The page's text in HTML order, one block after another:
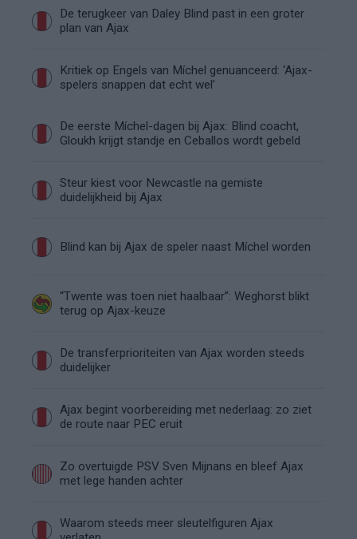
De terugkeer van Daley Blind past in een groter
plan van Ajax
Kritiek op Engels van Míchel genuanceerd: ‘Ajax-
spelers snappen dat echt wel’
De eerste Míchel-dagen bij Ajax: Blind coacht,
Gloukh krijgt standje en Ceballos wordt gebeld
Steur kiest voor Newcastle na gemiste
duidelijkheid bij Ajax
Blind kan bij Ajax de speler naast Míchel worden
“Twente was toen niet haalbaar”: Weghorst blikt
terug op Ajax-keuze
De transferprioriteiten van Ajax worden steeds
duidelijker
Ajax begint voorbereiding met nederlaag: zo ziet
de route naar PEC eruit
Zo overtuigde PSV Sven Mijnans en bleef Ajax
met lege handen achter
Waarom steeds meer sleutelfiguren Ajax